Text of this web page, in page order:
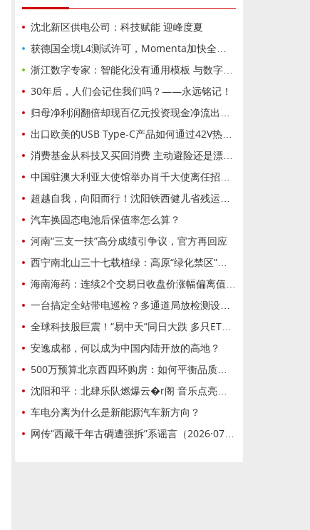
沈北新区供电公司：科技赋能 迎峰度夏
获德国全境L4测试许可，Momenta加快全球布局
浙江数字专家：智能化没有通用模板 与数字化路径迥异
30年后，人们会记住我们吗？——永远铭记！
归母净利润翻倍却现百亿元投资现金净流出！西部矿业上半年净赚近42亿元背后：铜钼暴涨掩盖非铜产能未达标隐忧
出口欧美的USB Type-C产品如何通过42V热拔插认证？PW1600完整方案
消费基金从科技又买回消费 主动避险还是漂移纠偏？
中国驻澳大利亚大使馆举办肖千大使离任招待会
超越自我，向阳而行！沈阳铁西健儿省残运会斩获3金2银2铜
汽车换固态电池后保值率怎么算？
河南“三支一扶”高分成绩引争议，官方再回应
西宁南北山三十七载植绿：高原“绿化禁区”蜕变城市绿肺
海南海药：连续2个交易日收盘价涨幅偏离值累超20%
一台搞定全站带电巡检？多通道局放检测设备技术科普
全球科技股巨震！“易中天”同日大跌 多只ETF异动 发生了什么？
安逸成都，何以成为中国内陆开放的高地？
500万预算北京西四环购房：如何平衡品质与价格？龙樾璟序全维度对比解析500万预算北京西四环购房：如何平衡品质与价格？龙樾璟序全维度对比解析
沈阳和平：北肆乐队燃爆云�r阁 音乐点亮沈城夏夜
车电分离为什么是新能源汽车新方向？
网传“西藏千年古碉遭强拆”系谣言（2026·07·27）